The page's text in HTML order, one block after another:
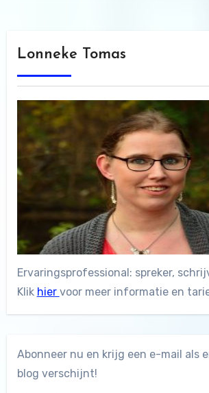
Lonneke Tomas
Ervaringsprofessional: spreker,
Klik hier voor meer informatie en
Abonneer nu en krijg een e-mail als
blog verschijnt!